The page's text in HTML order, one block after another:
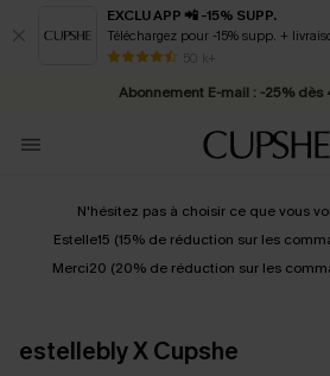
EXCLU APP 📲 -15% SUPP.
Téléchargez pour -15% supp. +
50 k+
* Livraison éclair 2-3 jours
Abonnement E-mail : -25% dès
N'hésitez pas à choisir ce que vous
Estelle15 (15% de réduction sur les
Merci20 (20% de réduction sur les
estellebly X Cupshe